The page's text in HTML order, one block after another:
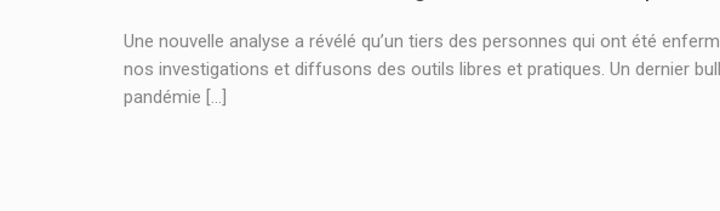
Une nouvelle analyse a révélé qu’un tiers des personnes qui ont été
nos investigations et diffusons des outils libres et pratiques. Un dernier
pandémie [...]